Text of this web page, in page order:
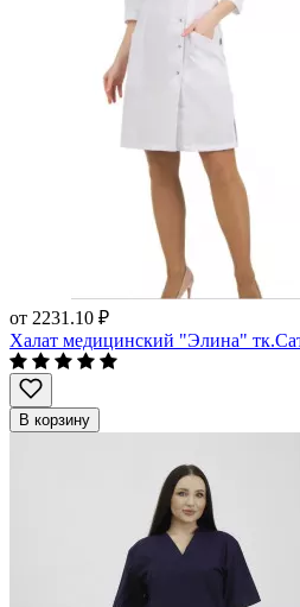
от 2231.10 ₽
Халат медицинский "Элина"
В корзину